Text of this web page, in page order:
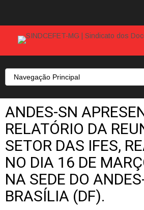
ANDES-SN
RELATÓRIO DA
SETOR DAS IFES,
NO DIA 16 DE
NA SEDE DO
BRASÍLIA (DF).